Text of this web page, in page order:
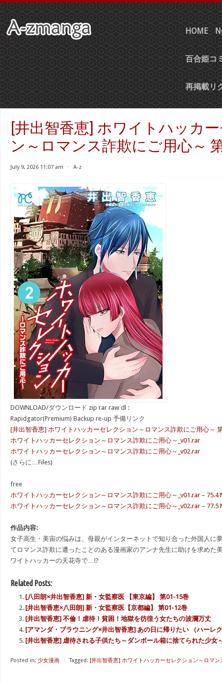
HOME
百合姫コ
再掲載リ
[井出智香恵] ホワイトハッカ
ン～ロマンス詐欺にご用心～
July 9, 2026 11:07 am ⋅ A-z
DOWNLOAD/ダウンロード zip rar raw dl :
Rapidgator(Premium) Backup re-up 予備リンク
[井出智香恵] ホワイトハッカーセレクション～ロマンス詐欺にご用心～
ホワイトハッカーセレクション～ロマンス詐欺にご用心～_v01.rar
ホワイトハッカーセレクション～ロマンス詐欺にご用心～_v02.rar
(さらに…Files)
free
ホワイトハッカーセレクション～ロマンス詐欺にご用心～_v01.rar – 75.4
ホワイトハッカーセレクション～ロマンス詐欺にご用心～_v02.rar – 77.5
作品内容:
女子高生・美宙の悩みは、母親がインターネットで知り合った外国人に
てロマンス詐欺に遭ったことのある漫画家のアンナ先生に助けを求めた
ワイトハッカーの天花寺で…!?
Related Posts:
[八田朗×井出智香恵] 新・女監察医 【東京編】 第01-15巻
[井出智香恵×八田朗] 新・女監察医【京都編】 第01-12巻
[井出智香恵] 不倫！虐待！貧困！地獄を彷徨う女たちの波瀾万丈
[アマンダ・ブラウニング×井出智香恵] あの日に帰りたい （ハーレ
[井出智香恵] 虐待される子供たち～ダンボール箱に捨てられた少女
Posted in: 少女漫画 ⋅ Tagged: [井出智香恵] ホワイトハッカーセレクション～ロマン